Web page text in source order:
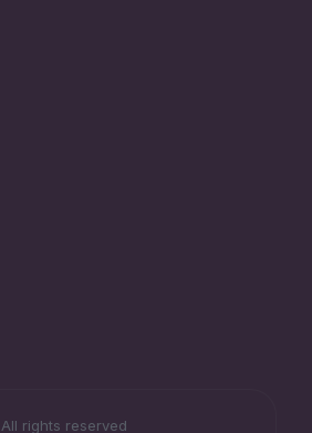
All rights reserved